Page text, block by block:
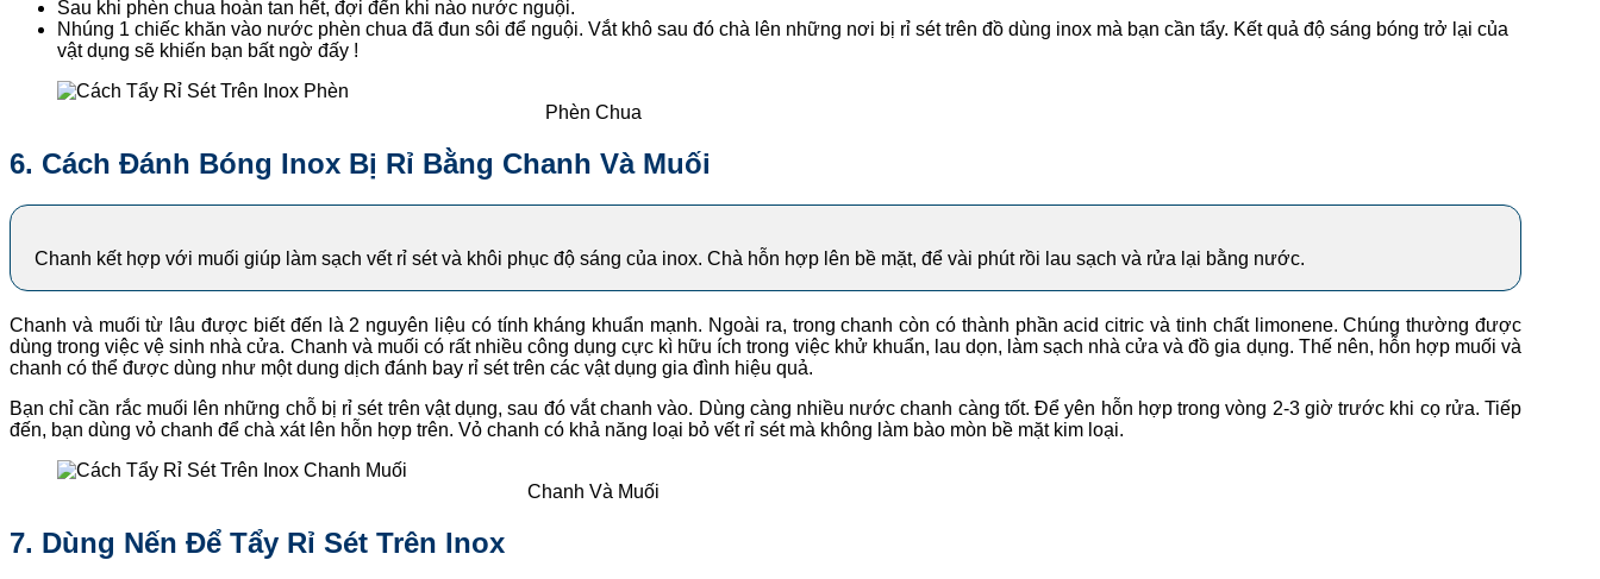
Sau khi phèn chua hoàn tan hết, đợi đến khi nào nước nguội.
Nhúng 1 chiếc khăn vào nước phèn chua đã đun sôi để nguội. Vắt khô sau đó chà lên những nơi bị rỉ sét trên đồ dùng inox mà bạn cần tẩy. Kết quả độ sáng bóng trở lại của
vật dụng sẽ khiến bạn bất ngờ đấy !
Phèn Chua
6. Cách Đánh Bóng Inox Bị Rỉ Bằng Chanh Và Muối
Chanh kết hợp với muối giúp làm sạch vết rỉ sét và khôi phục độ sáng của inox. Chà hỗn hợp lên bề mặt, để vài phút rồi lau sạch và rửa lại bằng nước.
Chanh và muối từ lâu được biết đến là 2 nguyên liệu có tính kháng khuẩn mạnh. Ngoài ra, trong chanh còn có thành phần acid citric và tinh chất limonene. Chúng thường được
dùng trong việc vệ sinh nhà cửa. Chanh và muối có rất nhiều công dụng cực kì hữu ích trong việc khử khuẩn, lau dọn, làm sạch nhà cửa và đồ gia dụng. Thế nên, hỗn hợp muối và
chanh có thể được dùng như một dung dịch đánh bay rỉ sét trên các vật dụng gia đình hiệu quả.
Bạn chỉ cần rắc muối lên những chỗ bị rỉ sét trên vật dụng, sau đó vắt chanh vào. Dùng càng nhiều nước chanh càng tốt. Để yên hỗn hợp trong vòng 2-3 giờ trước khi cọ rửa. Tiếp
đến, bạn dùng vỏ chanh để chà xát lên hỗn hợp trên. Vỏ chanh có khả năng loại bỏ vết rỉ sét mà không làm bào mòn bề mặt kim loại.
Chanh Và Muối
7. Dùng Nến Để Tẩy Rỉ Sét Trên Inox